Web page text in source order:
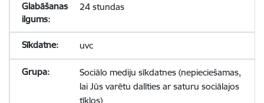
24 stundas
uvc
Sociālo mediju sīkdatnes (nepieciešamas,
lai Jūs varētu dalīties ar saturu sociālajos
tīklos)